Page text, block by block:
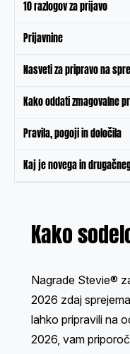
10 razlogov za prijavo
Prijavnine
Nasveti za pripravo na
Kako oddati zmagovalne
Pravila, pogoji in določila
Kaj je novega in
Kako
Nagrade Stevie®
2026 zdaj
lahko pripravili na
2026, vam